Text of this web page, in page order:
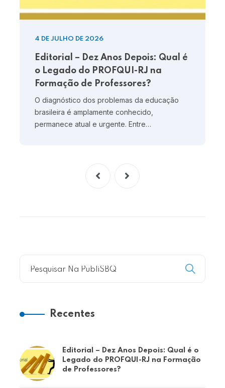
4 DE JULHO DE 2026
Editorial – Dez Anos Depois: Qual é
o Legado do PROFQUI-RJ na
Formação de Professores?
O diagnóstico dos problemas da educação
brasileira é amplamente conhecido,
permanece atual e urgente. Entre…
Recentes
Editorial – Dez Anos Depois: Qual é o
Legado do PROFQUI-RJ na Formação
de Professores?